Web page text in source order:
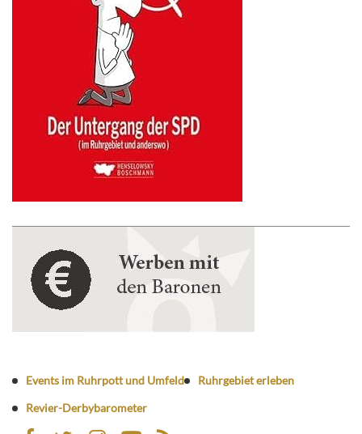
Events im Ruhrpott und Umfeld
Ruhrgebiet erleben
Revier-Derbybarometer